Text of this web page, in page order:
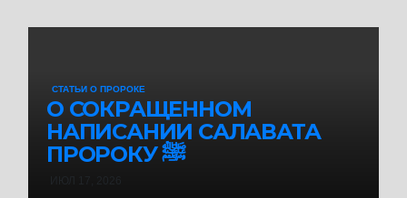
СТАТЬИ О ПРОРОКЕ
О СОКРАЩЕННОМ
НАПИСАНИИ САЛАВАТА
ПРОРОКУ ﷺ